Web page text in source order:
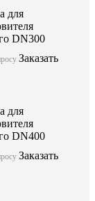
лоток
для
DN300
Заказать
для
DN400
Заказать